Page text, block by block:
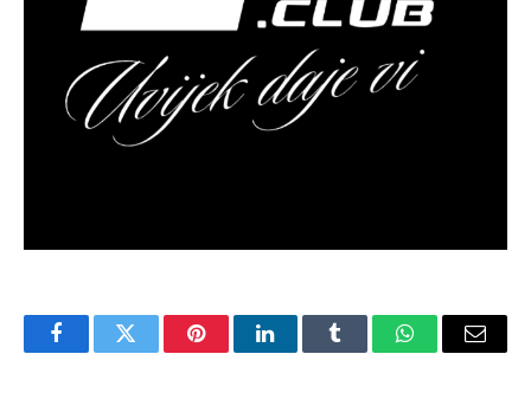
FacebookTwitter PinterestLinkedInTumblr WhatsAppEmail